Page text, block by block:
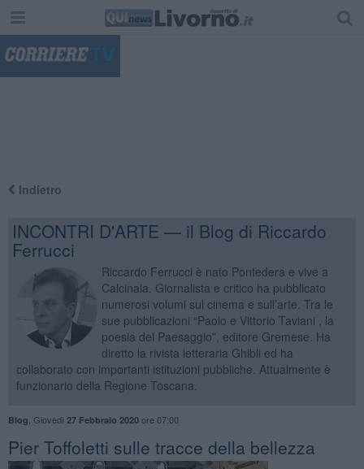
Indietro
INCONTRI D'ARTE — il Blog di Riccardo
Ferrucci
Riccardo Ferrucci è nato Pontedera e vive a
Calcinaia. Giornalista e critico ha pubblicato
numerosi volumi sul cinema e sull’arte. Tra le
sue pubblicazioni “Paolo e Vittorio Taviani , la
poesia del Paesaggio”, editore Gremese. Ha
diretto la rivista letteraria Ghibli ed ha
collaborato con importanti istituzioni pubbliche. Attualmente è
funzionario della Regione Toscana.
Blog Giovedì 27 Febbraio 2020ore 07:00
​Pier Toffoletti sulle tracce della bellezza